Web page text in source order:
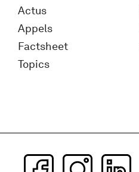
Actus
Appels
Factsheet
Topics